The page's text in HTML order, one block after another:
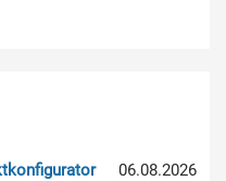
06.08.2026